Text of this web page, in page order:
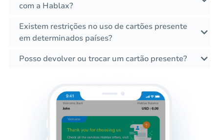
com a Hablax?
Existem restrições no uso de cartões presente
em determinados países?
Posso devolver ou trocar um cartão presente?